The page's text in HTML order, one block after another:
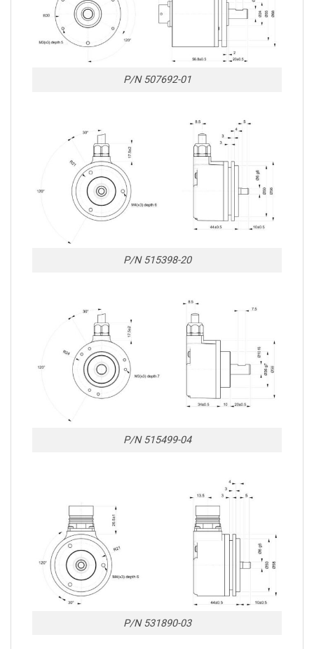
P/N 507692-01
P/N 515398-20
P/N 515499-04
P/N 531890-03